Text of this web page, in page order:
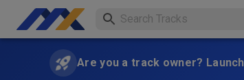
Are you a track owner?